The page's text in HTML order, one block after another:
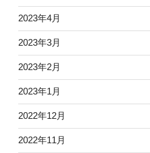
2023年4月
2023年3月
2023年2月
2023年1月
2022年12月
2022年11月